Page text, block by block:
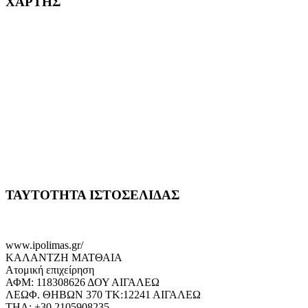
ΤΑΥΤΟΤΗΤΑ ΙΣΤΟΣΕΛΙΔΑΣ
www.ipolimas.gr/
ΚΑΛΑΝΤΖΗ ΜΑΤΘΑΙΑ
Ατομική επιχείρηση
ΑΦΜ: 118308626 ΔΟΥ ΑΙΓΑΛΕΩ
ΛΕΩΦ. ΘΗΒΩΝ 370 ΤΚ:12241 ΑΙΓΑΛΕΩ